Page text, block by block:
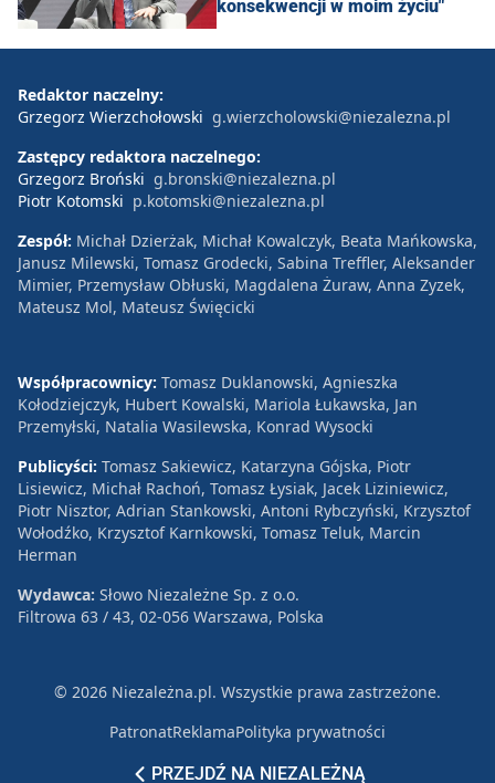
konsekwencji w moim życiu"
PRZEJDŹ NA NIEZALEŻNĄ
Redaktor naczelny:
Grzegorz Wierzchołowski g.wierzcholowski@niezalezna.pl
Zastępcy redaktora naczelnego:
Grzegorz Broński g.bronski@niezalezna.pl
Piotr Kotomski p.kotomski@niezalezna.pl
Zespół: Michał Dzierżak, Michał Kowalczyk, Beata Mańkowska,
Janusz Milewski, Tomasz Grodecki, Sabina Treffler, Aleksander
Mimier, Przemysław Obłuski, Magdalena Żuraw, Anna Zyzek,
Mateusz Mol, Mateusz Święcicki
Współpracownicy: Tomasz Duklanowski, Agnieszka
Kołodziejczyk, Hubert Kowalski, Mariola Łukawska, Jan
Przemyłski, Natalia Wasilewska, Konrad Wysocki
Publicyści: Tomasz Sakiewicz, Katarzyna Gójska, Piotr
Lisiewicz, Michał Rachoń, Tomasz Łysiak, Jacek Liziniewicz,
Piotr Nisztor, Adrian Stankowski, Antoni Rybczyński, Krzysztof
Wołodźko, Krzysztof Karnkowski, Tomasz Teluk, Marcin
Herman
Wydawca: Słowo Niezależne Sp. z o.o.
Filtrowa 63 / 43, 02-056 Warszawa, Polska
© 2026 Niezależna.pl. Wszystkie prawa zastrzeżone.
PatronatReklamaPolityka prywatności